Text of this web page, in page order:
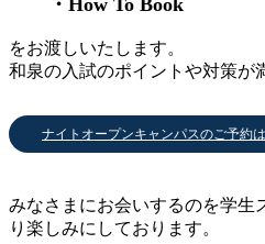
をお渡しいたします。
和泉の入試のポイントや対策が
ナイトオープンキャンパスのご予約
みなさまにお会いするのを学生
り楽しみにしております。